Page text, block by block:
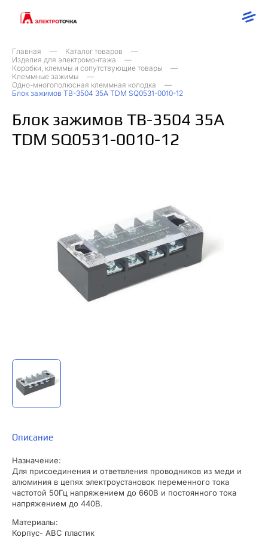
Главная
Каталог товаров
Изделия для электромонтажа
Коробки, клеммы и сопутствующие товары
Клеммные зажимы
Одно-многополюсная клеммная колодка
Блок зажимов ТВ-3504 35А TDM SQ0531-0010-12
Блок зажимов ТВ-3504 35А
TDM SQ0531-0010-12
Описание
Назначение:
Для присоединения и ответвления проводников из меди и
алюминия в цепях электроустановок переменного тока
частотой 50Гц напряжением до 660В и постоянного тока
напряжением до 440В.
Материалы:
Корпус- ABC пластик